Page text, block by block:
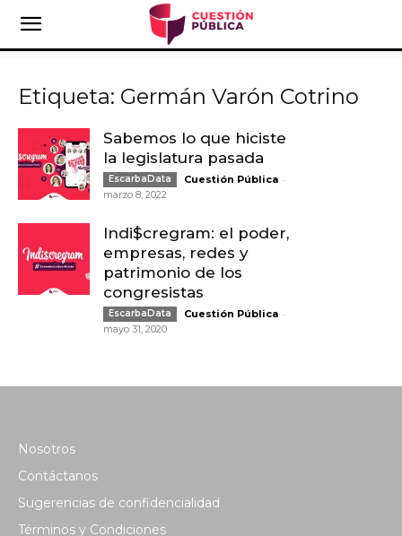
Etiqueta: Germán Varón Cotrino
Sabemos lo que hiciste
la legislatura pasada
EscarbaData Cuestión Pública -
marzo 8, 2022
Indi$cregram: el poder,
empresas, redes y
patrimonio de los
congresistas
EscarbaData Cuestión Pública -
mayo 31, 2020
Nosotros
Contáctanos
Sugerencias de confidencialidad
Términos y Condiciones